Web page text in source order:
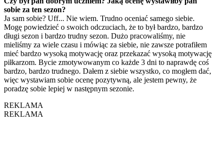
sobie za ten sezon?
Ja sam sobie? Uff... Nie wiem. Trudno oceniać samego siebie.
Mogę powiedzieć o swoich odczuciach, że to był bardzo, bardzo
długi sezon i bardzo trudny sezon. Dużo pracowaliśmy, nie
mieliśmy za wiele czasu i mówiąc za siebie, nie zawsze potrafiłem
mieć bardzo wysoką motywację oraz przekazać wysoką motywację
piłkarzom. Bycie zmotywowanym co każde 3 dni to naprawdę coś
bardzo, bardzo trudnego. Dałem z siebie wszystko, co mogłem dać,
więc wystawiam sobie ocenę pozytywną, ale jestem pewny, że
poradzę sobie lepiej w następnym sezonie.
REKLAMA
REKLAMA